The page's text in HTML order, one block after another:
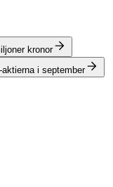
kronor
i september